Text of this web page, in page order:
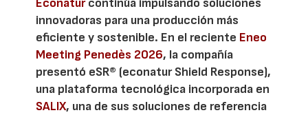
Econaturcontinúa impulsando soluciones
innovadoras para una producción más
eficiente y sostenible. En el reciente Eneo
Meeting Penedès 2026, la compañía
presentó eSR® (econatur Shield Response),
una plataforma tecnológica incorporada en
SALIX, una de sus soluciones de referencia